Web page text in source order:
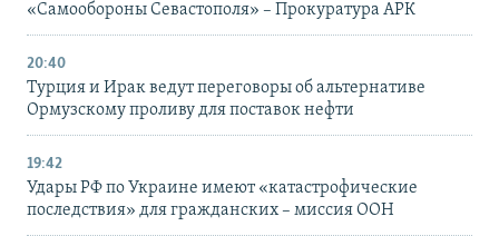
«Самообороны Севастополя» – Прокуратура АРК
20:40
Турция и Ирак ведут переговоры об альтернативе
Ормузскому проливу для поставок нефти
19:42
Удары РФ по Украине имеют «катастрофические
последствия» для гражданских – миссия ООН